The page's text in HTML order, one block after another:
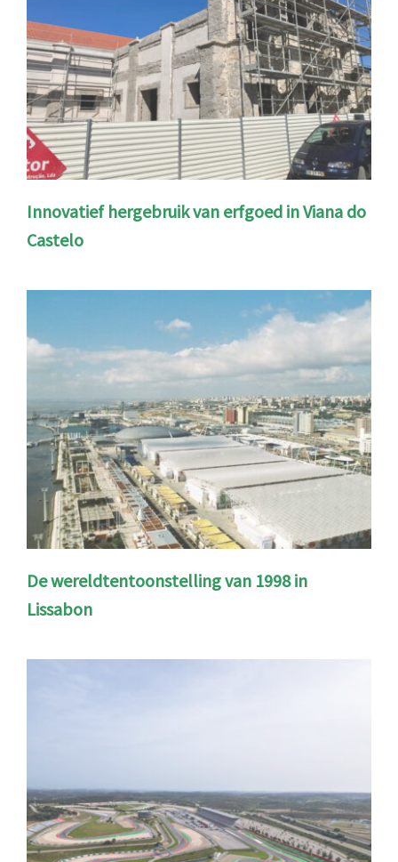
Innovatief hergebruik van erfgoed in Viana do
Castelo
De wereldtentoonstelling van 1998 in
Lissabon